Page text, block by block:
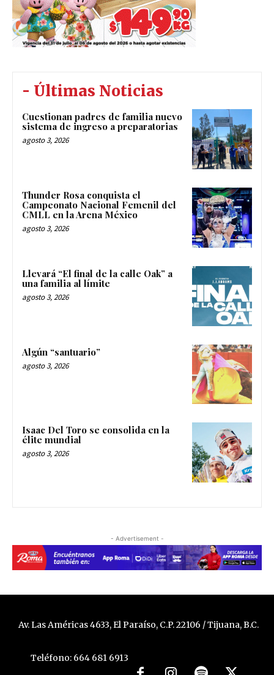
- Últimas Noticias
Cuestionan padres de familia nuevo
sistema de ingreso a preparatorias
agosto 3, 2026
Thunder Rosa conquista el
Campeonato Nacional Femenil del
CMLL en la Arena México
agosto 3, 2026
Llevará “El final de la calle Oak” a
una familia al límite
agosto 3, 2026
Algún “santuario”
agosto 3, 2026
Isaac Del Toro se consolida en la
élite mundial
agosto 3, 2026
- Advertisement -
Av. Las Américas 4633, El Paraíso, C.P. 22106 / Tijuana, B.C.
Teléfono: 664 681 6913